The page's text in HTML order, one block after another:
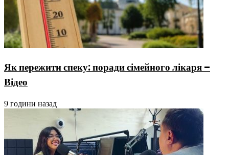
Як пережити спеку: поради сімейного лікаря –
Відео
9 години назад